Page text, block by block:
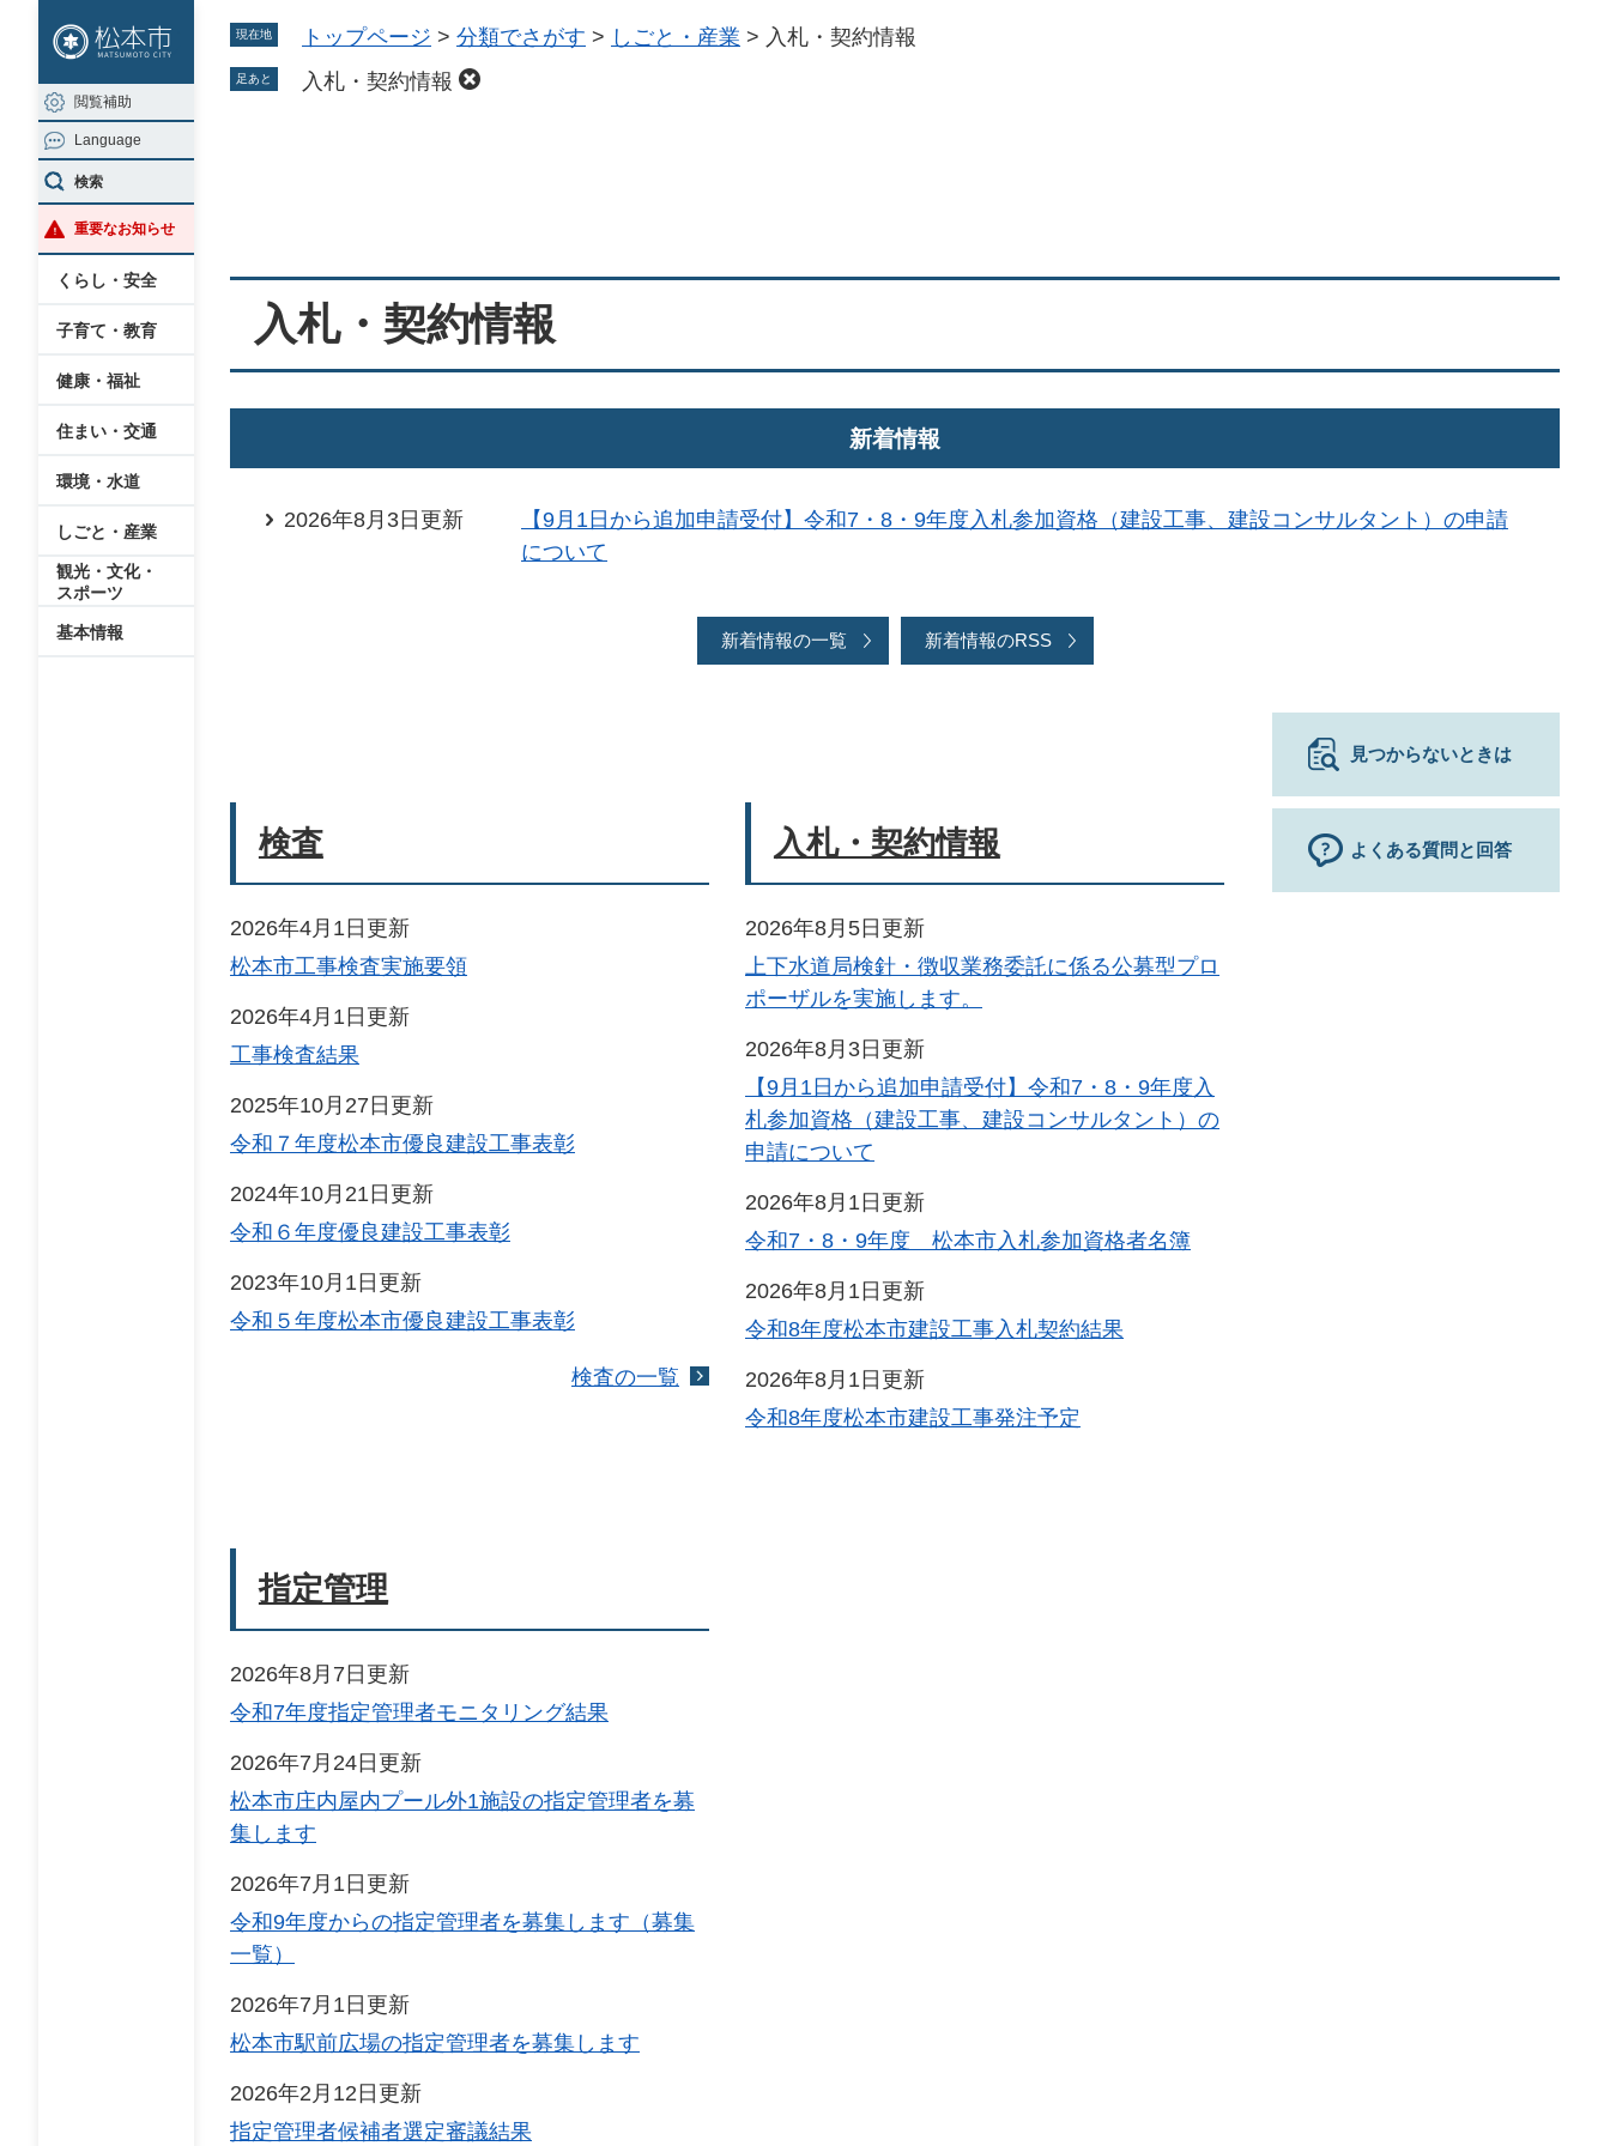
ジ
の
先
頭
で
す
ュ
ー
を
飛
ば
し
閲覧補助
Language
検索
重要なお知らせ
くらし・安全
子育て・教育
健康・福祉
住まい・交通
環境・水道
しごと・産業
観光・文化・
スポーツ
基本情報
現在地 トップページ > 分類でさがす > しごと・産業 > 入札・契約情報
足あと 入札・契約情報
入札・契約情報
新着情報
2026年8月3日更新
【9月1日から追加申請受付】令和7・8・9年度入札参加資格（建設工事、建設コンサルタント）の申請
について
新着情報の一覧 新着情報のRSS
検査
2026年4月1日更新
松本市工事検査実施要領
2026年4月1日更新
工事検査結果
2025年10月27日更新
令和７年度松本市優良建設工事表彰
2024年10月21日更新
令和６年度優良建設工事表彰
2023年10月1日更新
令和５年度松本市優良建設工事表彰
検査の一覧
入札・契約情報
2026年8月5日更新
上下水道局検針・徴収業務委託に係る公募型プロ
ポーザルを実施します。
2026年8月3日更新
【9月1日から追加申請受付】令和7・8・9年度入
札参加資格（建設工事、建設コンサルタント）の
申請について
2026年8月1日更新
令和7・8・9年度 松本市入札参加資格者名簿
2026年8月1日更新
令和8年度松本市建設工事入札契約結果
2026年8月1日更新
令和8年度松本市建設工事発注予定
指定管理
2026年8月7日更新
令和7年度指定管理者モニタリング結果
2026年7月24日更新
松本市庄内屋内プール外1施設の指定管理者を募
集します
2026年7月1日更新
令和9年度からの指定管理者を募集します（募集
一覧）
2026年7月1日更新
松本市駅前広場の指定管理者を募集します
2026年2月12日更新
指定管理者候補者選定審議結果
見つからないときは
よくある質問と回答